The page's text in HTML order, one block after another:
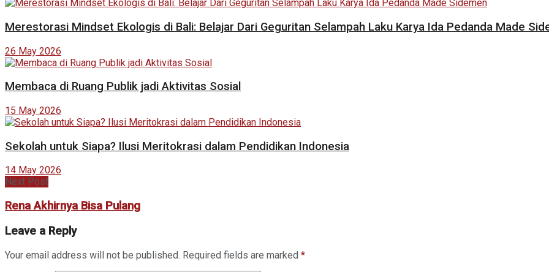
Merestorasi Mindset Ekologis di Bali: Belajar Dari Geguritan Selampah Laku Karya Ida Pedanda Made
26 May 2026
Membaca di Ruang Publik jadi Aktivitas Sosial
15 May 2026
Sekolah untuk Siapa? Ilusi Meritokrasi dalam Pendidikan Indonesia
14 May 2026
Next Post
Rena Akhirnya Bisa Pulang
Leave a Reply
Your email address will not be published. Required fields are marked *